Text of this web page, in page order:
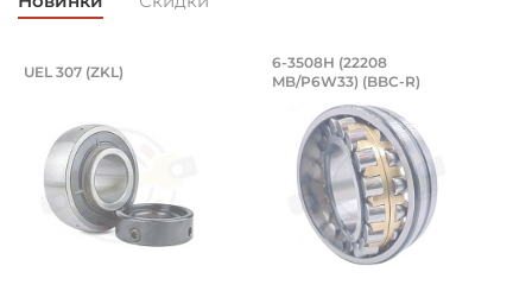
Подшипник 35х80х51,6/25 мм,
Подшипник 35х80х51,6/25 мм, шариковый с круглым
UEL 307 (ZKL) Подшипник
Подшипник 6-3508Н (22208
6-3508Н (22208
MB/P6W33) (BBC-R)